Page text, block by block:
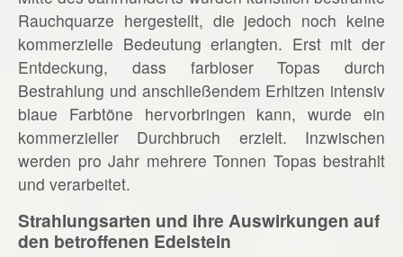
Rauchquarze hergestellt, die jedoch noch keine
kommerzielle Bedeutung erlangten. Erst mit der
Entdeckung, dass farbloser Topas durch
Bestrahlung und anschließendem Erhitzen intensiv
blaue Farbtöne hervorbringen kann, wurde ein
kommerzieller Durchbruch erzielt. Inzwischen
werden pro Jahr mehrere Tonnen Topas bestrahlt
und verarbeitet.
Strahlungsarten und ihre Auswirkungen auf
den betroffenen Edelstein